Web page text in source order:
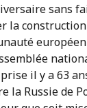
sans
la
il y a 63
la Russie de